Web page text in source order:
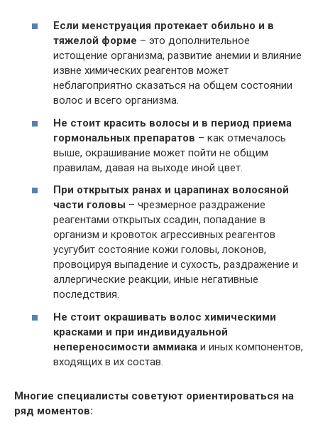
Если менструация протекает обильно и в
тяжелой форме – это дополнительное
истощение организма, развитие анемии и влияние
извне химических реагентов может
неблагоприятно сказаться на общем состоянии
волос и всего организма.
Не стоит красить волосы и в период приема
гормональных препаратов – как отмечалось
выше, окрашивание может пойти не общим
правилам, давая на выходе иной цвет.
При открытых ранах и царапинах волосяной
части головы – чрезмерное раздражение
реагентами открытых ссадин, попадание в
организм и кровоток агрессивных реагентов
усугубит состояние кожи головы, локонов,
провоцируя выпадение и сухость, раздражение и
аллергические реакции, иные негативные
последствия.
Не стоит окрашивать волос химическими
красками и при индивидуальной
непереносимости аммиака и иных компонентов,
входящих в их состав.
Многие специалисты советуют ориентироваться на
ряд моментов: